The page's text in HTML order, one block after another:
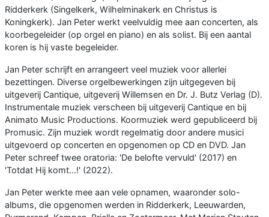
Ridderkerk (Singelkerk, Wilhelminakerk en Christus is
Koningkerk). Jan Peter werkt veelvuldig mee aan concerten, als
koorbegeleider (op orgel en piano) en als solist. Bij een aantal
koren is hij vaste begeleider.
Jan Peter schrijft en arrangeert veel muziek voor allerlei
bezettingen. Diverse orgelbewerkingen zijn uitgegeven bij
uitgeverij Cantique, uitgeverij Willemsen en Dr. J. Butz Verlag (D).
Instrumentale muziek verscheen bij uitgeverij Cantique en bij
Animato Music Productions. Koormuziek werd gepubliceerd bij
Promusic. Zijn muziek wordt regelmatig door andere musici
uitgevoerd op concerten en opgenomen op CD en DVD. Jan
Peter schreef twee oratoria: 'De belofte vervuld' (2017) en
'Totdat Hij komt...!' (2022).
Jan Peter werkte mee aan vele opnamen, waaronder solo-
albums, die opgenomen werden in Ridderkerk, Leeuwarden,